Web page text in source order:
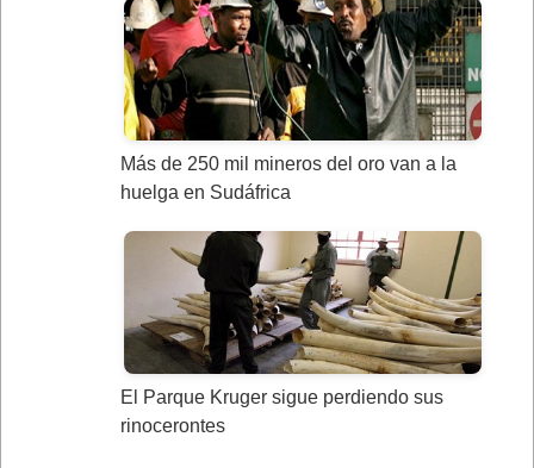
Más de 250 mil mineros del oro van a la
huelga en Sudáfrica
El Parque Kruger sigue perdiendo sus
rinocerontes